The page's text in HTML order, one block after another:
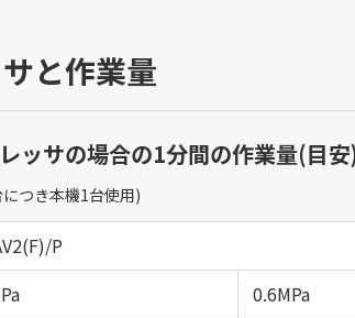
と作業量
ッサの場合の1分間の作業量(目
つき本機1台使用)
P
0.6MPa